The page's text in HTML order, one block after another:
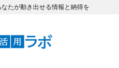
たが動き出せる情報と納得を